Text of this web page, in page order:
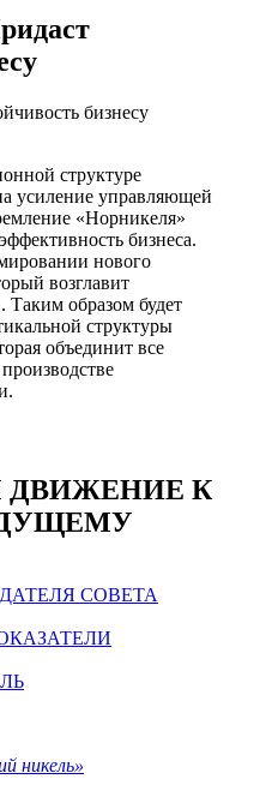
структуре
усиление управляющей
«Норникеля»
бизнеса.
нового
возглавит
Таким образом будет
структуры
объединит все
ДВИЖЕНИЕ К
СОВЕТА
никель»